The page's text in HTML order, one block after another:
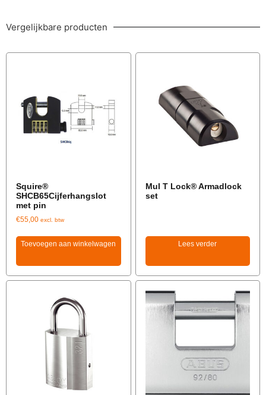
Vergelijkbare producten
Squire®
SHCB65Cijferhangslot
met pin
€55,00 excl. btw
Toevoegen aan winkelwagen
Mul T Lock® Armadlock
set
Lees verder